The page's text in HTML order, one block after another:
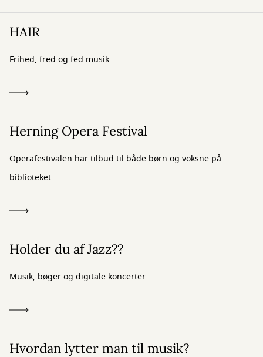
HAIR
Frihed, fred og fed musik
Herning Opera Festival
Operafestivalen har tilbud til både børn og voksne på
biblioteket
Holder du af Jazz??
Musik, bøger og digitale koncerter.
Hvordan lytter man til musik?